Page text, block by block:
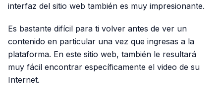
interfaz del sitio web también es muy impresionante.
Es bastante difícil para ti volver antes de ver un
contenido en particular una vez que ingresas a la
plataforma. En este sitio web, también le resultará
muy fácil encontrar específicamente el video de su
Internet.